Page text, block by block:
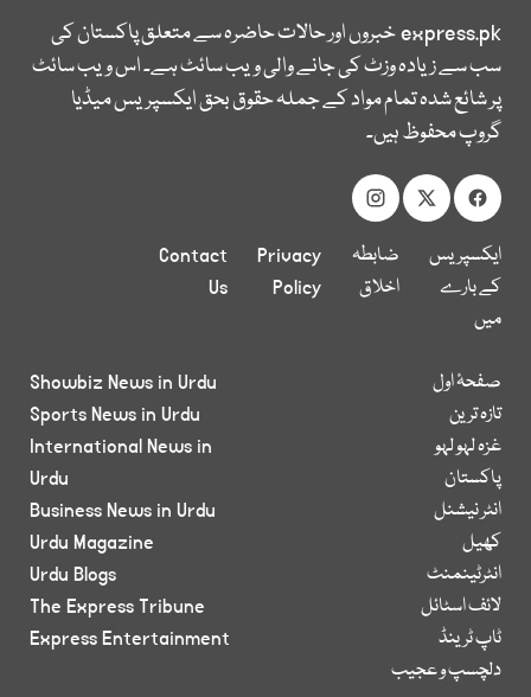
express.pkخبروں اور حالات حاضرہ سے متعلق پاکستان کی
سب سے زیادہ وزٹ کی جانے والی ویب سائٹ ہے۔ اس ویب سائٹ
پر شائع شدہ تمام مواد کے جملہ حقوق بحق ایکسپریس میڈیا
گروپ محفوظ ہیں۔
ایکسپریس
کے بارے
میں
ضابطہ
اخلاق
Privacy
Policy
Contact
Us
صفحۂ اول
تازہ ترین
غزہ لہو لہو
پاکستان
انٹر نیشنل
کھیل
انٹرٹینمنٹ
لائف اسٹائل
ٹاپ ٹرینڈ
دلچسپ و عجیب
Showbiz News in Urdu
Sports News in Urdu
International News in
Urdu
Business News in Urdu
Urdu Magazine
Urdu Blogs
The Express Tribune
Express Entertainment